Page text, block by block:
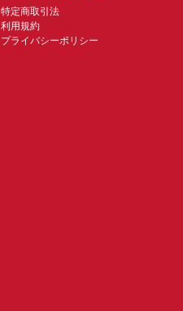
特定商取引法
利用規約
プライバシーポリシー